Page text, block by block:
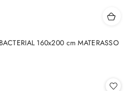
160x200 cm MATERASSO